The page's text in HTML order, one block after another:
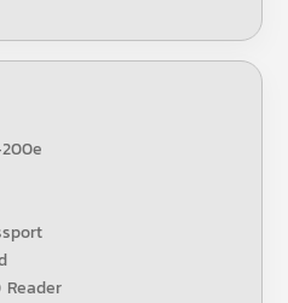
Reader